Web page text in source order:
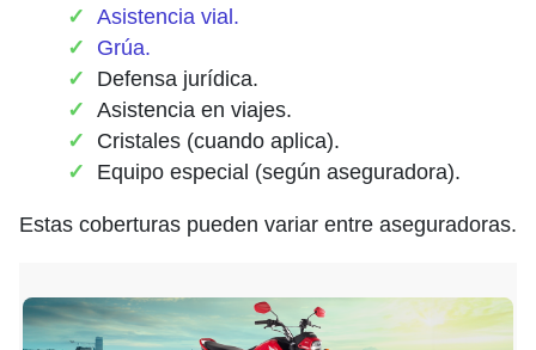
Asistencia vial.
Grúa.
Defensa jurídica.
Asistencia en viajes.
Cristales (cuando aplica).
Equipo especial (según aseguradora).
Estas coberturas pueden variar entre aseguradoras.